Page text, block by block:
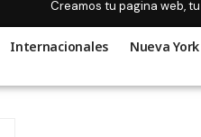
Creamos tu pagina web,
Internacionales Nueva York